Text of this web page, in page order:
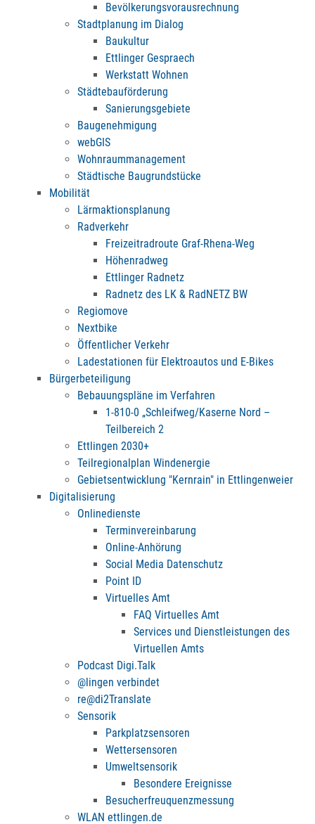
Bevölkerungsvorausrechnung
Stadtplanung im Dialog
Baukultur
Ettlinger Gespraech
Werkstatt Wohnen
Städtebauförderung
Sanierungsgebiete
Baugenehmigung
webGIS
Wohnraummanagement
Städtische Baugrundstücke
Mobilität
Lärmaktionsplanung
Radverkehr
Freizeitradroute Graf-Rhena-Weg
Höhenradweg
Ettlinger Radnetz
Radnetz des LK & RadNETZ BW
Regiomove
Nextbike
Öffentlicher Verkehr
Ladestationen für Elektroautos und E-Bikes
Bürgerbeteiligung
Bebauungspläne im Verfahren
1-810-0 „Schleifweg/Kaserne Nord –
Teilbereich 2
Ettlingen 2030+
Teilregionalplan Windenergie
Gebietsentwicklung "Kernrain" in Ettlingenweier
Digitalisierung
Onlinedienste
Terminvereinbarung
Online-Anhörung
Social Media Datenschutz
Point ID
Virtuelles Amt
FAQ Virtuelles Amt
Services und Dienstleistungen des
Virtuellen Amts
Podcast Digi.Talk
@lingen verbindet
re@di2Translate
Sensorik
Parkplatzsensoren
Wettersensoren
Umweltsensorik
Besondere Ereignisse
Besucherfreuquenzmessung
WLAN ettlingen.de